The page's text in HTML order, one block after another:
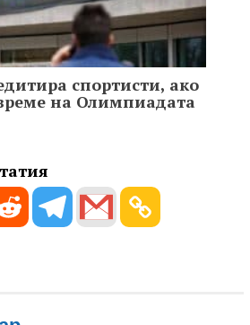
спортисти, ако
на Олимпиадата